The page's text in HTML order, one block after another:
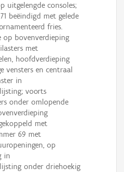
uitgelengde consoles;
beëindigd met gelede
fries.
op bovenverdieping
met
hoofdverdieping
vensters en centraal
in
voorts
onder omlopende
met
69 met
op
in
onder driehoekig